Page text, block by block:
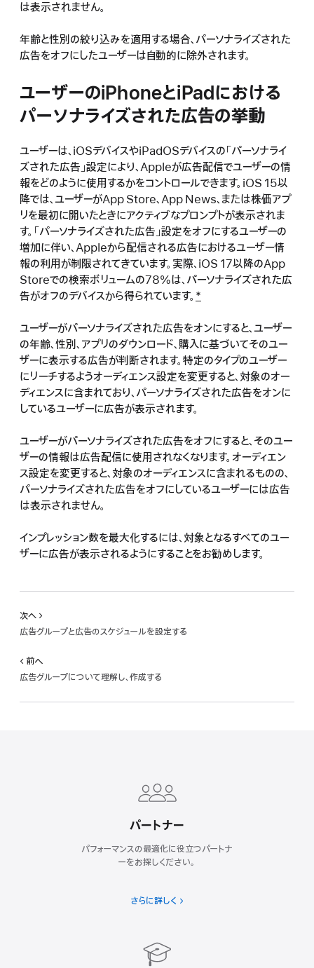
は表示されません。
年齢と性別の絞り込みを適用する場合、パーソナライズされた
広告をオフにしたユーザーは自動的に除外されます。
ユーザーのiPhoneとiPadにおける
パーソナライズされた広告の挙動
ユーザーは、iOSデバイスやiPadOSデバイスの「パーソナライ
ズされた広告」設定により、Appleが広告配信でユーザーの情
報をどのように使用するかをコントロールできます。iOS 15以
降では、ユーザーがApp Store、App News、または株価アプ
リを最初に開いたときにアクティブなプロンプトが表示されま
す。「パーソナライズされた広告」設定をオフにするユーザーの
増加に伴い、Appleから配信される広告におけるユーザー情
報の利用が制限されてきています。実際、iOS 17以降のApp
Storeでの検索ボリュームの78%は、パーソナライズされた広
告がオフのデバイスから得られています。 *
ユーザーがパーソナライズされた広告をオンにすると、ユーザー
の年齢、性別、アプリのダウンロード、購入に基づいてそのユー
ザーに表示する広告が判断されます。特定のタイプのユーザー
にリーチするようオーディエンス設定を変更すると、対象のオー
ディエンスに含まれており、パーソナライズされた広告をオンに
しているユーザーに広告が表示されます。
ユーザーがパーソナライズされた広告をオフにすると、そのユー
ザーの情報は広告配信に使用されなくなります。オーディエン
ス設定を変更すると、対象のオーディエンスに含まれるものの、
パーソナライズされた広告をオフにしているユーザーには広告
は表示されません。
インプレッション数を最大化するには、対象となるすべてのユー
ザーに広告が表示されるようにすることをお勧めします。
前ヘ
広告グループについて理解し、作成する
次へ
広告グループと広告のスケジュールを設定する
パートナー
パフォーマンスの最適化に役立つパートナ
ーをお探しください。
さらに詳しく